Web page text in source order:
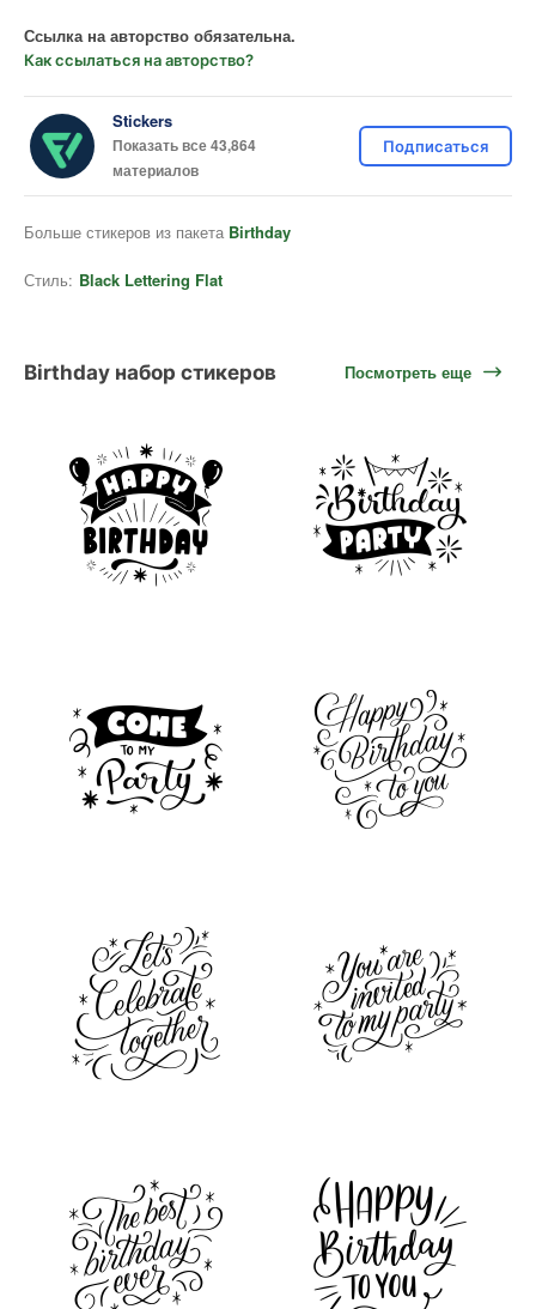
Ссылка на авторство обязательна.
Как ссылаться на авторство?
Stickers
Показать все 43,864
материалов
Подписаться
Больше стикеров из пакета Birthday
Стиль: Black Lettering Flat
Birthday набор стикеров Посмотреть еще